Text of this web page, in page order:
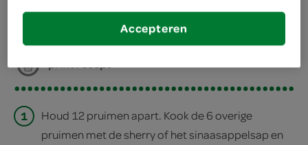
deel op twitter
deel op facebook
print recept
1
Houd 12 pruimen apart. Kook de 6 overige
pruimen met de sherry of het sinaasappelsap en
Accepteren